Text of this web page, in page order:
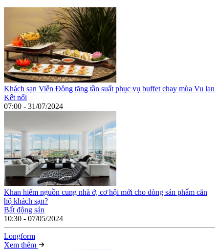
Khách sạn Viễn Đông tăng tần suất phục vụ buffet chay mùa Vu lan
Kết nối
07:00 - 31/07/2024
Khan hiếm nguồn cung nhà ở, cơ hội mới cho dòng sản phẩm căn
hộ khách sạn?
Bất động sản
10:30 - 07/05/2024
Longform
Xem thêm